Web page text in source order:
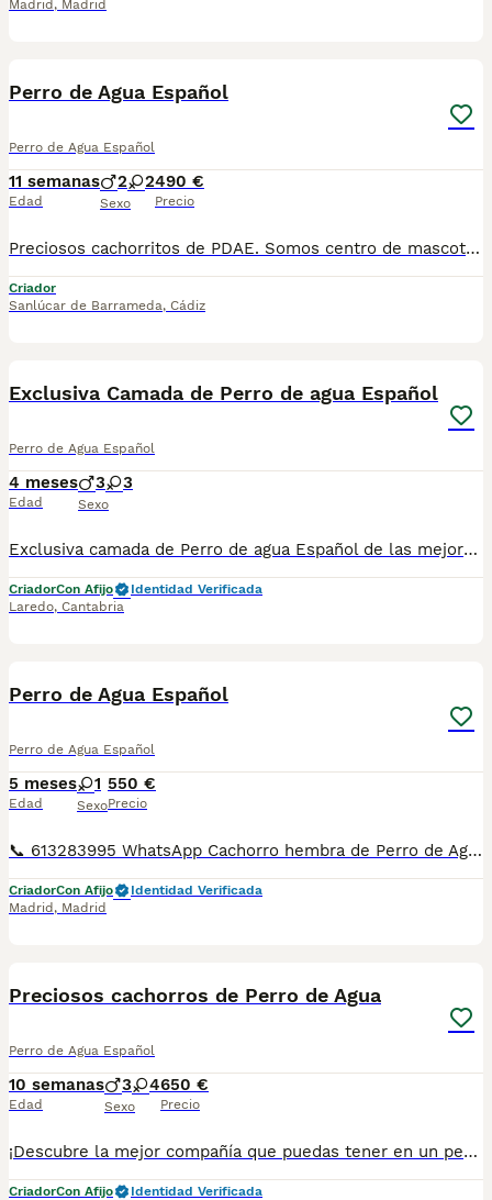
Madrid , Madrid
Perro de Agua Español
Perro de Agua Español
11 semanas
Edad
2 2
Sexo
490 €
Precio
Preciosos cachorritos de PDAE. Somos centro de mascotas con años de experiencia. Diariamente mimamos y supervisamos a nuestros cachorritos. Entregamos con Revisión Veterinaria, Factura de compra, garantía vírica, formulario de reconocimiento de raza pura, junto con su cartilla de vacunación y desparasitacion al día de la entrega. Hacemos envíos a toda la península y Baleares mediante servicio propio de transporte. Posibilidad de pago contrareembolso. Para más información no dude en contactar con nosotros. TLF: 649297709. Solo atiendo wasap o tlf. Gracias
Criador
Sanlúcar de Barrameda, Cádiz
Exclusiva Camada de Perro de agua Español
Perro de Agua Español
4 meses
Edad
3 3
Sexo
Exclusiva camada de Perro de agua Español de las mejores líneas de sangre. Criador de más de 15 años de experiencia con innumerables títulos de Campeón incluidos campeonatos de Mundo o Europa. Trabajamos con riguroso orden de reserva. Los cachorros se entregan apartir de los 2 meses vacunados chip pasaporte todo a nombre del nuevo propietario.
CriadorCon Afijo
Identidad Verificada
Laredo, Cantabria
Perro de Agua Español
Perro de Agua Español
5 meses
Edad
1
Sexo
550 €
Precio
📞 613283995 WhatsApp Cachorro hembra de Perro de Agua Español chocolate Entregamos nuestros pequeños cachorritos con todas las garantías y cuidados necesarios , disponemos de núcleo zoológico para crianza y venta de nuestros cachorros . ✅Desparasitaciones y vacunas correspondientes a su edad . ✅Cartilla de vacunación . ✅Revisiones veterinarias . ✅Garantías víricas de 15 días . ✅Garantías genéticas de un año . Seriedad , confianza y bienestar animal son nuestra prioridad . También ofrecemos transporte propio para nuestros pequeños cachorros a toda la península , el pago lo podéis hacer contra reembolso . (con coste adicional) . Mandamos a toda España . Disponemos de varias razas Si no esta la raza que queréis llámanos , intentaremos encontrártela , trabajamos con los mejores criadores de España .
CriadorCon Afijo
Identidad Verificada
Madrid , Madrid
Preciosos cachorros de Perro de Agua
Perro de Agua Español
10 semanas
Edad
3 4
Sexo
650 €
Precio
¡Descubre la mejor compañía que puedas tener en un perro de agua criado en un ambiente familiar! Nuestros cachorros son criados con amor y dedicación en un entorno hogareño, lo que les proporciona una socialización y un carácter excepcionales. Los perros de agua son conocidos por su inteligencia, lealtad y alegría de vivir. Son compañeros perfectos para personas activas y familias, ya que disfrutan de la compañía y la interacción con sus seres queridos. Nuestros cachorros de perro de agua están listos para ser parte de tu vida y llenarla de diversión, amor y compañía. ¡No pierdas la oportunidad de tener a uno de estos hermosos ejemplares en tu hogar! Contáctanos ahora para más información y reserva tu cachorro de perro de agua criado en ambiente familiar. Se entregan des parasitados, y vacunados.
CriadorCon Afijo
Identidad Verificada